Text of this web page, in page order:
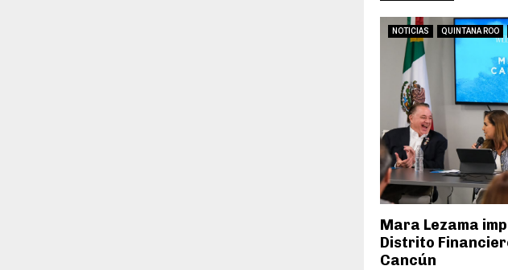
NOTICIAS QUINTANA ROO
Mara Lezama
Distrito
Cancún